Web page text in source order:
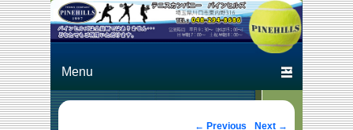
テニスカン
Just another テニスカン
パニー パインヒルズ
Post navigation
← Previous Next →